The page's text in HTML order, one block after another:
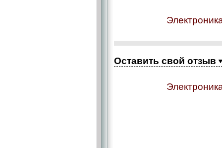
Оставить свой отзыв